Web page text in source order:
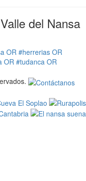
del Nansa
OR #herrerias OR
OR #tudanca OR